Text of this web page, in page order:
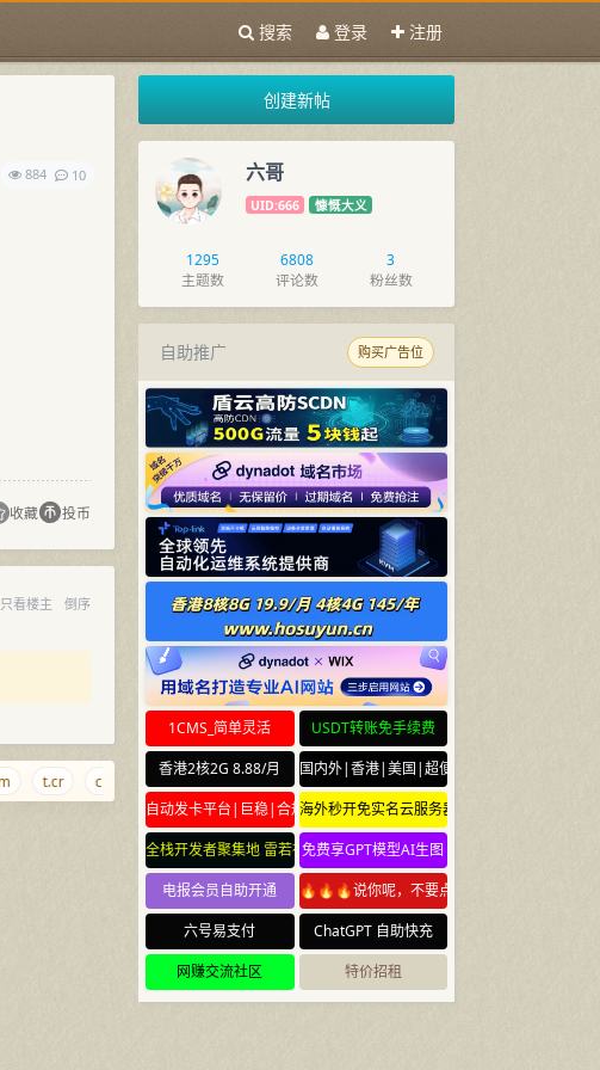
搜索 登录 注册
884
10
收藏 投币
只看楼主 倒序
t.cr ciyuan.ee caonidie.com 878.info xiangyao.com
创建新帖
六哥
UID:666 慷慨大义
1295
主题数
6808
评论数
3
粉丝数
自助推广 购买广告位
1CMS_简单灵活
USDT转账免手续费
香港2核2G 8.88/月
国内外|香港|美国|超便宜云服务器
自动发卡平台|巨稳|合规海外秒开免实名云服务器
全栈开发者聚集地 雷若社区 leiruo.com
免费享GPT模型AI生图
电报会员自助开通
🔥🔥🔥说你呢，不要点🔥🔥🔥
六号易支付
ChatGPT 自助快充
网赚交流社区
特价招租